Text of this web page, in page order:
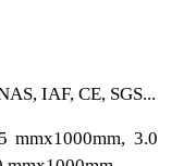
IAF, CE, SGS...
mmx1000mm, 3.0